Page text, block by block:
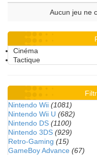
Aucun jeu ne
Cinéma
Tactique
Nintendo Wii (1081)
Nintendo Wii U (682)
Nintendo DS (1100)
Nintendo 3DS (929)
Retro-Gaming (15)
GameBoy Advance (67)